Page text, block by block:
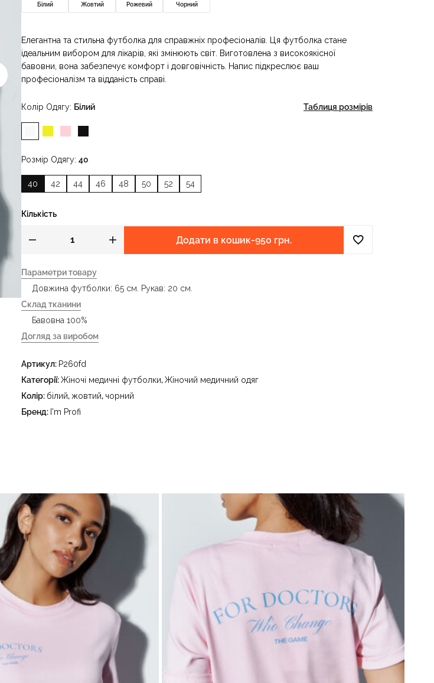
Білий Жовтий Рожевий Чорний
Елегантна та стильна футболка для справжніх професіоналів. Ця футболка стане
ідеальним вибором для лікарів, які змінюють світ. Виготовлена з високоякісної
бавовни, вона забезпечує комфорт і довговічність. Напис підкреслює ваш
професіоналізм та відданість справі.
Колір Одягу Білий
Розмір Одягу 40
40 42 44 46 48 50 52 54
Таблиця розмірів
Кількість
Додати в кошик-950 грн.
Параметри товару
Довжина футболки: 65 см. Рукав: 20 см.
Склад тканини
Бавовна 100%
Догляд за виробом
праски до 150 °C - не відбілювати - суха чистка з використанням
тетрахлоретилену (перхлоретилену) та вуглеводів (бензин, вайт-спірит) - сушити
в пральному барабані за температури до 40 °C
Артикул: P260fd
Категорії:Жіночі медичні футболки,Жіночий медичний одяг
Колір: білий,жовтий, чорний
Бренд: I'm Profi